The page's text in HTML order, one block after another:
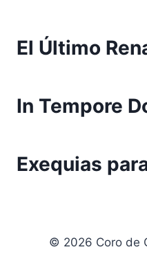
El Último
In Tempore
Exequias
© 2026 Coro de